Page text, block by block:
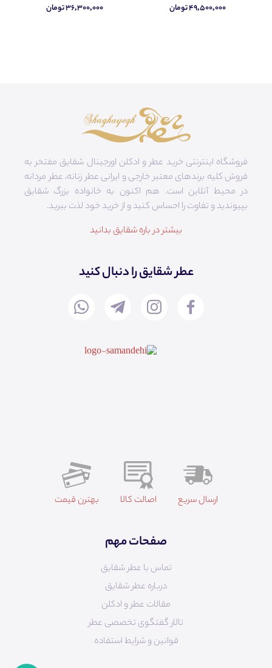
۴۹,۵۰۰,۰۰۰ تومان ۳۶,۳۰۰,۰۰۰ تومان
فروشگاه اینترنتی خرید عطر و ادکلن اورجینال شقایق مفتخر به
فروش کلیه برندهای معتبر خارجی و ایرانی عطر زنانه، عطر مردانه
در محیط آنلاین است. هم‌ اکنون به خانواده بزرگ شقایق
بپیوندید و تفاوت را احساس کنید و از خرید خود لذت ببرید.
بیشتر در باره شقایق بدانید
عطر شقایق را دنبال کنید
ارسال سریع اصالت کالا بهترن قیمت
صفحات مهم
تماس با عطر شقایق
درباره عطر شقایق
مقالات عطر و ادکلن
تالار گفتگوی تخصصی عطر
قوانین و شرایط استفاده